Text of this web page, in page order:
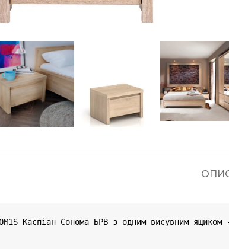
збільшити
Каспіан Сонома БРВ з одним висувним